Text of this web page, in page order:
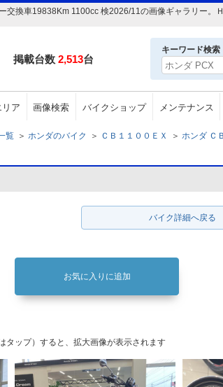
交換車19838Km 1100cc 検2026/11の画像ギャラリー
掲載台数 2,513台
キーワード検索
リア 画像検索 バイクショップ メンテナンス
覧 ＞ ホンダのバイク ＞ ＣＢ１１００ＥＸ ＞ ホンダ Ｃ
バイク詳細へ戻る
お気に入りに追加
タップ）すると、拡大画像が表示されます